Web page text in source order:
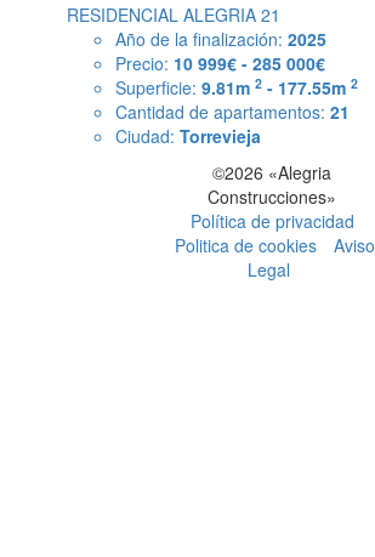
RESIDENCIAL ALEGRIA 21
Año de la finalización: 2025
Precio: 10 999€ - 285 000€
Superficie: 9.81m 2 - 177.55m 2
Cantidad de apartamentos: 21
Ciudad: Torrevieja
©2026 «Alegria
Construcciones»
Política de privacidad
Politica de cookies
Aviso
Legal